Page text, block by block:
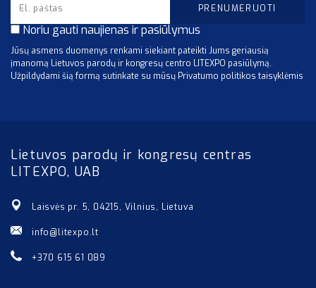
Noriu gauti naujienas ir pasiūlymus
Jūsų asmens duomenys renkami siekiant pateikti Jums geriausią
įmanomą Lietuvos parodų ir kongresų centro LITEXPO pasiūlymą.
Užpildydami šią formą sutinkate su mūsų Privatumo politikos taisyklėmis
Lietuvos parodų ir kongresų centras
LITEXPO, UAB
Laisvės pr. 5, 04215, Vilnius, Lietuva
info@litexpo.lt
+370 615 61 089